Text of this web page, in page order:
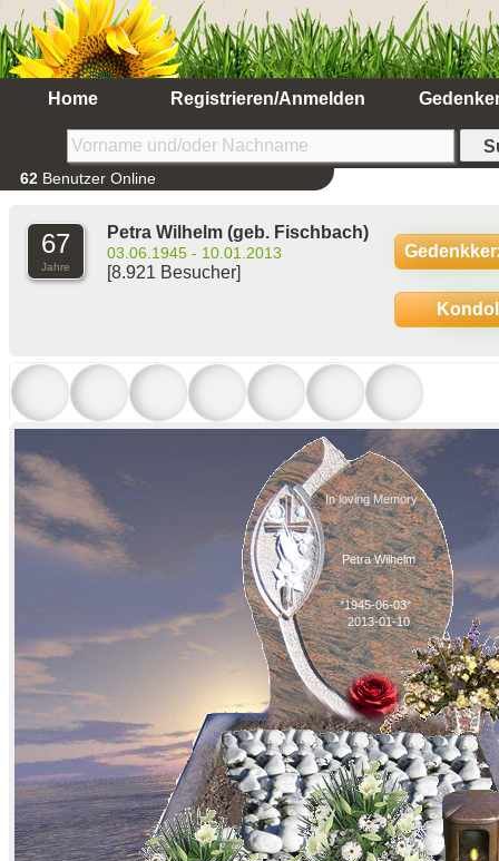
Home Registrieren/Anmelden
62 Benutzer Online
67
Jahre
Petra Wilhelm (geb. Fischbach)
03.06.1945 - 10.01.2013
[8.921 Besucher]
Petra Wilhelm
*1945-06-03*
2013-01-10
In loving Memory